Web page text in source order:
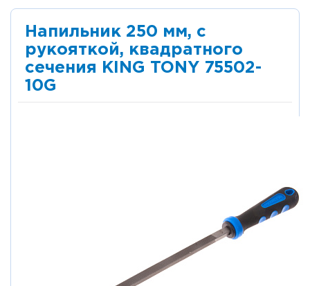
Напильник 250 мм, с
рукояткой, квадратного
сечения KING TONY 75502-
10G